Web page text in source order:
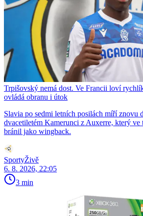
Trpišovský nemá dost. Ve Francii loví
ovládá obranu i útok
Slavia po sedmi letních posilách míří znovu
dvacetiletém Kamerunci z Auxerre, který
bránil jako wingback.
SportyŽivě
6. 8. 2026, 22:05
3 min